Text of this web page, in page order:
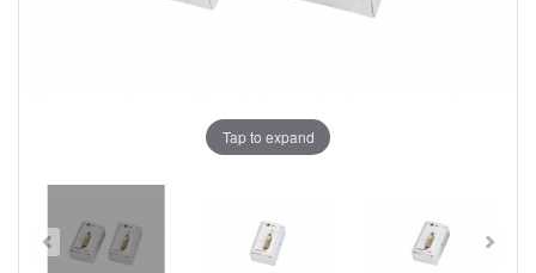
Tap to expand